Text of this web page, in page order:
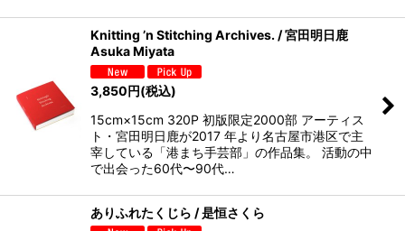
Knitting ’n Stitching Archives. / 宮田明日鹿
Asuka Miyata
3,850円(税込)
15cm×15cm 320P 初版限定2000部 アーティス
ト・宮田明日鹿が2017 年より名古屋市港区で主
宰している「港まち手芸部」の作品集。 活動の中
で出会った60代〜90代…
ありふれたくじら / 是恒さくら